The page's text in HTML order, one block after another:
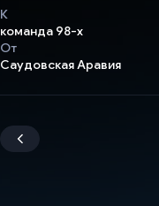
К
команда 98-х
От
Саудовская Аравия